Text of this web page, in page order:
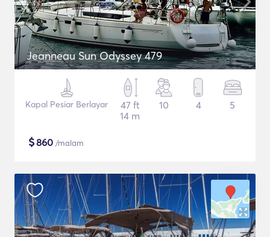
Jeanneau Sun Odyssey 479
Kapal Pesiar Berlayar
47 ft
14 m
10 4 5
$860 /malam